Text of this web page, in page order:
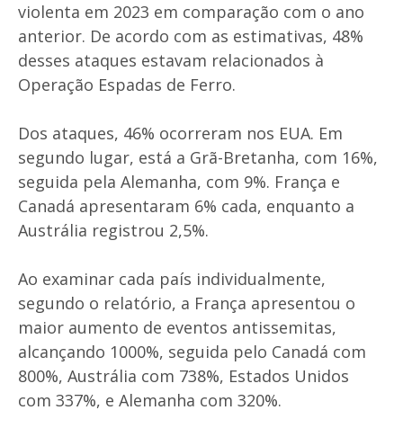
violenta em 2023 em comparação com o ano
anterior. De acordo com as estimativas, 48%
desses ataques estavam relacionados à
Operação Espadas de Ferro.
Dos ataques, 46% ocorreram nos EUA. Em
segundo lugar, está a Grã-Bretanha, com 16%,
seguida pela Alemanha, com 9%. França e
Canadá apresentaram 6% cada, enquanto a
Austrália registrou 2,5%.
Ao examinar cada país individualmente,
segundo o relatório, a França apresentou o
maior aumento de eventos antissemitas,
alcançando 1000%, seguida pelo Canadá com
800%, Austrália com 738%, Estados Unidos
com 337%, e Alemanha com 320%.